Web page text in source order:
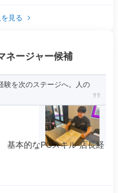
見る
ネージャー候補
験を次のステージへ。人の
基本的なPCスキル 店長経